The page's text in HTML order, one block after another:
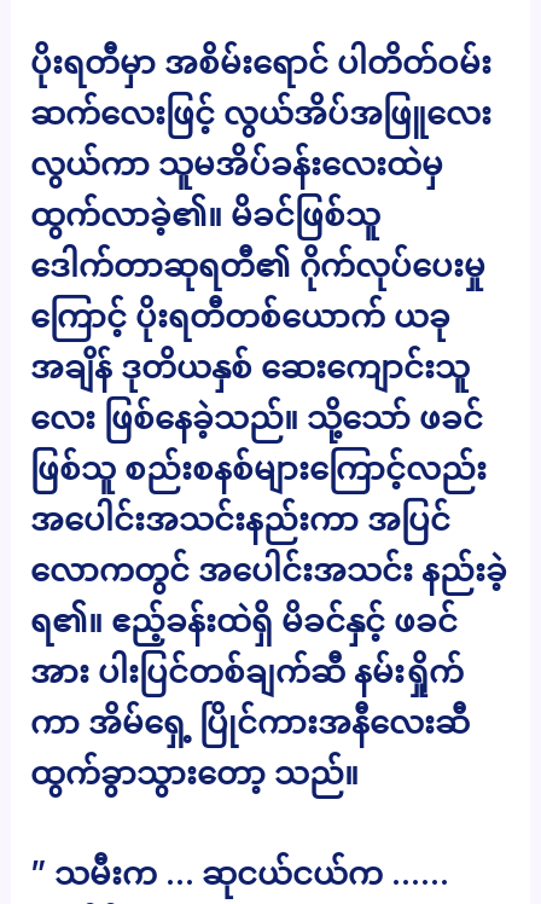
ပိုးရတီမှာ အစိမ်းရောင် ပါတိတ်ဝမ်း
ဆက်လေးဖြင့် လွယ်အိပ်အဖြူလေး
လွယ်ကာ သူမအိပ်ခန်းလေးထဲမှ
ထွက်လာခဲ့၏။ မိခင်ဖြစ်သူ
ဒေါက်တာဆုရတီ၏ ဂိုက်လုပ်ပေးမှု
ကြောင့် ပိုးရတီတစ်ယောက် ယခု
အချိန် ဒုတိယနှစ် ဆေးကျောင်းသူ
လေး ဖြစ်နေခဲ့သည်။ သို့သော် ဖခင်
ဖြစ်သူ စည်းစနစ်များကြောင့်လည်း
အပေါင်းအသင်းနည်းကာ အပြင်
လောကတွင် အပေါင်းအသင်း နည်းခဲ့
ရ၏။ ဧည့်ခန်းထဲရှိ မိခင်နှင့် ဖခင်
အား ပါးပြင်တစ်ချက်ဆီ နမ်းရှိုက်
ကာ အိမ်ရှေ့ ပြိုင်ကားအနီလေးဆီ
ထွက်ခွာသွားတော့ သည်။
” သမီးက … ဆုငယ်ငယ်က ……